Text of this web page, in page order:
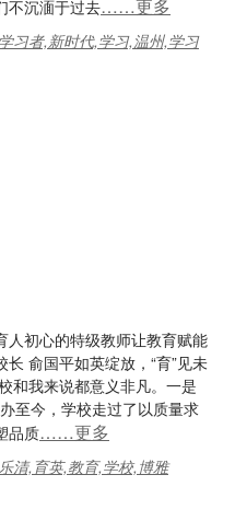
不沉湎于过去……更多
习者,新时代,学习,温州,学习
人初心的特级教师让教育赋能
俞国平如英绽放，“育”见未
和我来说都意义非凡。一是
至今，学校走过了以质量求
品质……更多
清,育英,教育,学校,博雅